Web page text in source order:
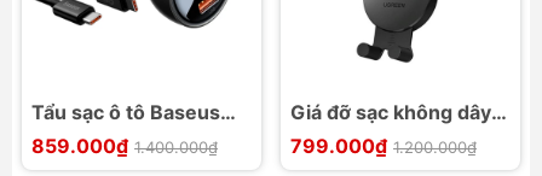
Tẩu sạc ô tô Baseus
Digital Display PD3.1
140W kèm cáp 240W
859.000₫ 1.400.000₫
Giá đỡ sạc không dây
Ugreen CD256 trên ô
799.000₫ 1.200.000₫